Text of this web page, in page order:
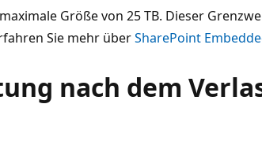
Größe von 25 TB. Dieser
Sie mehr überSharePoint
nach dem